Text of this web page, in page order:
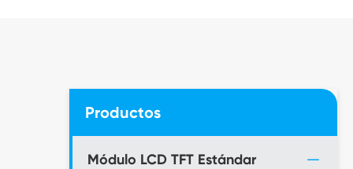
Productos
Módulo LCD TFT Estándar